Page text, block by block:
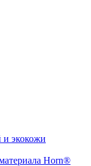
и экокожи
Horn®